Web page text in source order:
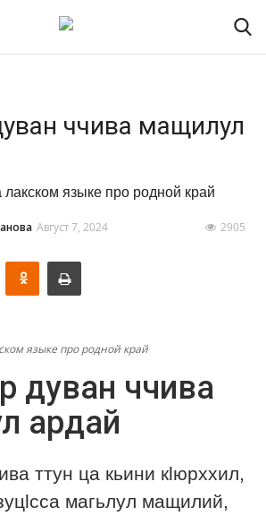
ччива мащилул
языке про родной край
Август 7, 2024 2905
языке про родной край
ччива
ардай
ттун ца кьини кlюрххил,
магьлул мащилий,